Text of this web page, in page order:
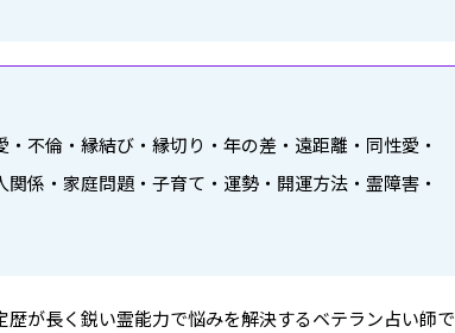
不倫・縁結び・縁切り・年の差・遠距離・同性愛・
係・家庭問題・子育て・運勢・開運方法・霊障害・
歴が長く鋭い霊能力で悩みを解決するベテラン占い師で